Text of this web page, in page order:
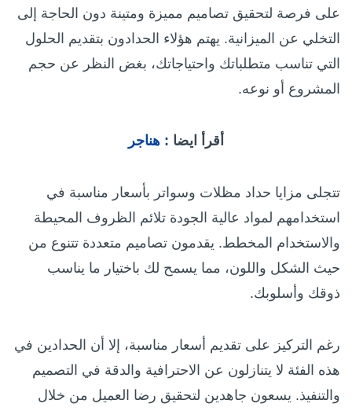
على فرصة لتحقيق تصاميم مميزة ومتينة دون الحاجة إلى
التخلي عن الميزانية. يهتم هؤلاء الحدادون بتقديم الحلول
التي تناسب متطلباتك واحتياجاتك، بغض النظر عن حجم
المشروع أو نوعه.
أقرأ ايضا : هناجر
تتجلى مزايا حداد مظلات وسواتر بأسعار مناسبة في
استخدامهم لمواد عالية الجودة تلائم الظروف المحيطة
والاستخدام المخطط. يقدمون تصاميم متعددة تتنوع من
حيث الشكل واللون، مما يسمح لك باختيار ما يناسب
ذوقك وأسلوبك.
رغم التركيز على تقديم أسعار مناسبة، إلا أن الحدادين في
هذه الفئة لا يتنازلون عن الاحترافية والدقة في التصميم
والتنفيذ. يسعون جاهدين لتحقيق رضا العميل من خلال